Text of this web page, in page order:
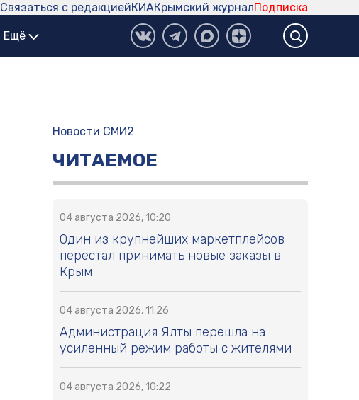
Подписка
Крымский журнал
КИА
Связаться с редакцией
Ещё
Новости СМИ2
ЧИТАЕМОЕ
04 августа 2026, 10:20
Один из крупнейших маркетплейсов
перестал принимать новые заказы в
Крым
04 августа 2026, 11:26
Администрация Ялты перешла на
усиленный режим работы с жителями
04 августа 2026, 10:22